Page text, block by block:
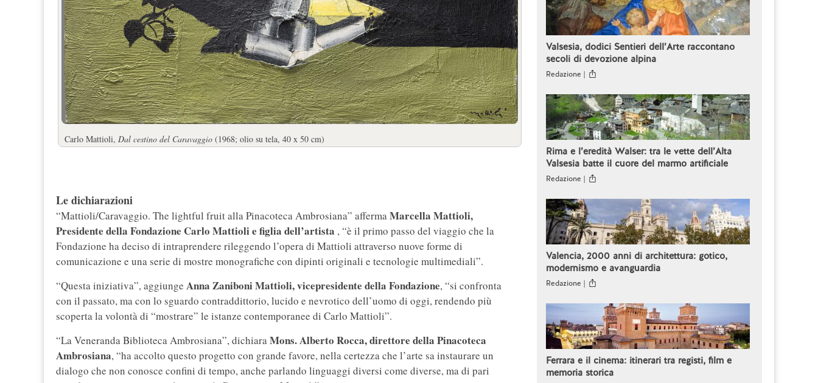
Carlo Mattioli, Dal cestino del Caravaggio (1968; olio su tela, 40 x 50 cm)
Le dichiarazioni
“Mattioli/Caravaggio. The lightful fruit alla Pinacoteca Ambrosiana” affermaMarcella Mattioli,
Presidente della Fondazione Carlo Mattioli e figlia dell’artista , “è il primo passo del viaggio che la
Fondazione ha deciso di intraprendere rileggendo l’opera di Mattioli attraverso nuove forme di
comunicazione e una serie di mostre monografiche con dipinti originali e tecnologie multimediali”.
“Questa iniziativa”, aggiunge Anna Zaniboni Mattioli, vicepresidente della Fondazione, “si confronta
con il passato, ma con lo sguardo contraddittorio, lucido e nevrotico dell’uomo di oggi, rendendo più
scoperta la volontà di “mostrare” le istanze contemporanee di Carlo Mattioli”.
“La Veneranda Biblioteca Ambrosiana”, dichiaraMons. Alberto Rocca, direttore della Pinacoteca
Ambrosiana, “ha accolto questo progetto con grande favore, nella certezza che l’arte sa instaurare un
dialogo che non conosce confini di tempo, anche parlando linguaggi diversi come diverse, ma di pari
Valsesia, dodici Sentieri dell’Arte raccontano
secoli di devozione alpina
Redazione |
Rima e l’eredità Walser: tra le vette dell’Alta
Valsesia batte il cuore del marmo artificiale
Redazione |
Valencia, 2000 anni di architettura: gotico,
modernismo e avanguardia
Redazione |
Ferrara e il cinema: itinerari tra registi, film e
memoria storica